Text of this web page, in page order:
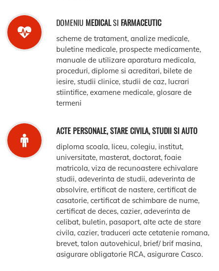
DOMENIU MEDICALSI FARMACEUTIC
scheme de tratament, analize medicale,
buletine medicale, prospecte medicamente,
manuale de utilizare aparatura medicala,
proceduri, diplome si acreditari, bilete de
iesire, studii clinice, studii de caz, lucrari
stiintifice, examene medicale, glosare de
termeni
ACTE PERSONALE, STARE CIVILA, STUDII SI AUTO
diploma scoala, liceu, colegiu, institut,
universitate, masterat, doctorat, foaie
matricola, viza de recunoastere echivalare
studii, adeverinta de studii, adeverinta de
absolvire, ertificat de nastere, certificat de
casatorie, certificat de schimbare de nume,
certificat de deces, cazier, adeverinta de
celibat, buletin, pasaport, alte acte de stare
civila, cazier, traduceri acte cetatenie romana,
brevet, talon autovehicul, brief/ brif masina,
asigurare obligatorie RCA, asigurare Casco.